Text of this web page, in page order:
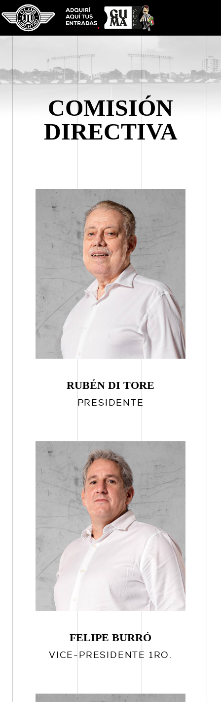
COMISIÓN
DIRECTIVA
RUBÉN DI TORE
PRESIDENTE
FELIPE BURRÓ
VICE-PRESIDENTE 1RO.